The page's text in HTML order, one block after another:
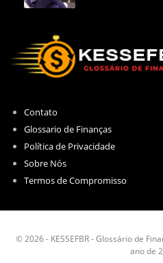
Contato
Glossario de Finanças
Política de Privacidade
Sobre Nós
Termos de Compromisso
© 2026 - KESSEFBR - Glossário de
ano de